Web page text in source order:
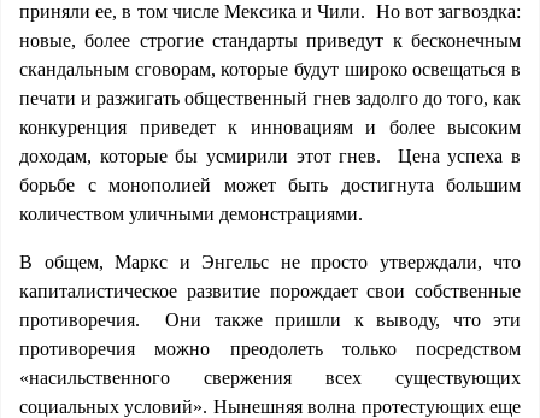
приняли ее, в том числе Мексика и Чили. Но вот загвоздка:
новые, более строгие стандарты приведут к бесконечным
скандальным сговорам, которые будут широко освещаться в
печати и разжигать общественный гнев задолго до того, как
конкуренция приведет к инновациям и более высоким
доходам, которые бы усмирили этот гнев. Цена успеха в
борьбе с монополией может быть достигнута большим
количеством уличными демонстрациями.
В общем, Маркс и Энгельс не просто утверждали, что
капиталистическое развитие порождает свои собственные
противоречия. Они также пришли к выводу, что эти
противоречия можно преодолеть только посредством
«насильственного свержения всех существующих
социальных условий». Нынешняя волна протестующих еще